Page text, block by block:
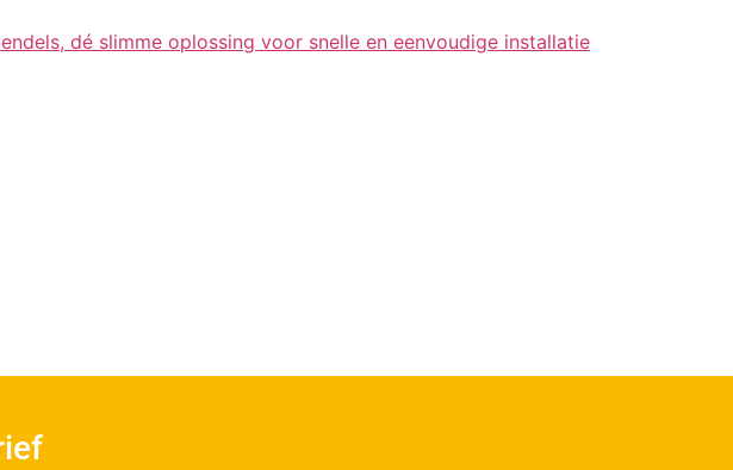
dé slimme oplossing voor snelle en eenvoudige installatie